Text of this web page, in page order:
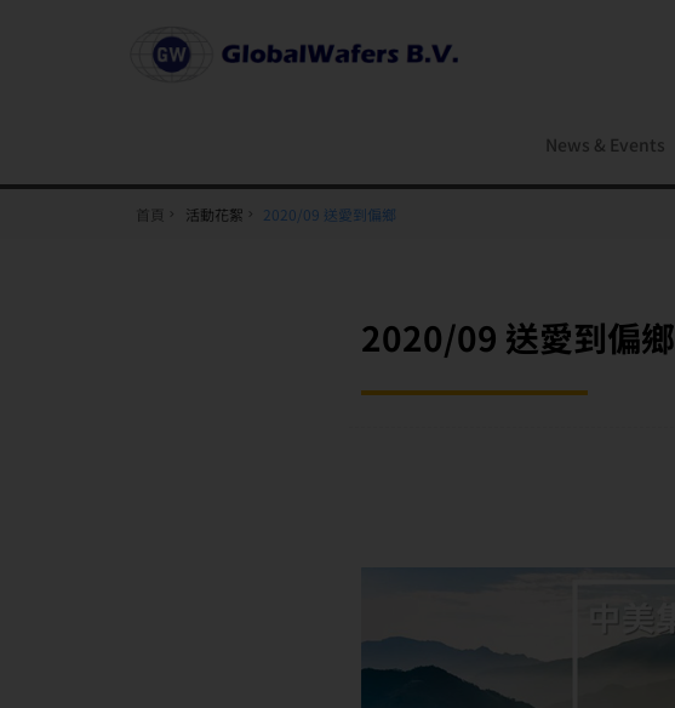
News & Events
首頁 活動花絮 2020/09 送愛到偏鄉
2020/09 送愛到偏鄉